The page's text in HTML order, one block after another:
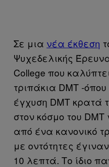
Σε μια νέα έκθεση
Ψυχεδελικής
College που
τριπάκια DMT -
έγχυση DMT κρατά
στον κόσμο του
από ένα κανονικό
με οντότητες
10 λεπτά. Το ίδιο